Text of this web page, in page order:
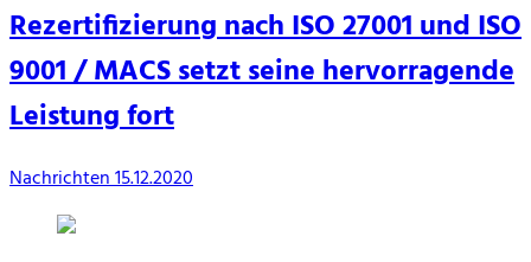
Rezertifizierung nach ISO 27001 und ISO
9001 / MACS setzt seine hervorragende
Leistung fort
Nachrichten15.12.2020